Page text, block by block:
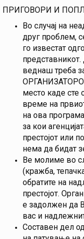
ПРИГОВОРИ И
Во случај на
друг проблем,
го известат
веднаш треба
место каде сте
време на
на ова
за кои
престојот или
нема да бидат
Ве молиме во
(кражба,
обратите на
престојот.
е задолжен да
вас и
Составен дел